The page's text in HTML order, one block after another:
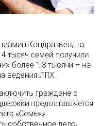
Кондратьев, на
тысяч семей получили
более 1,3 тысячи – на
ведения ЛПХ.
граждане с
предоставляется
«Семья».
собственное дело,